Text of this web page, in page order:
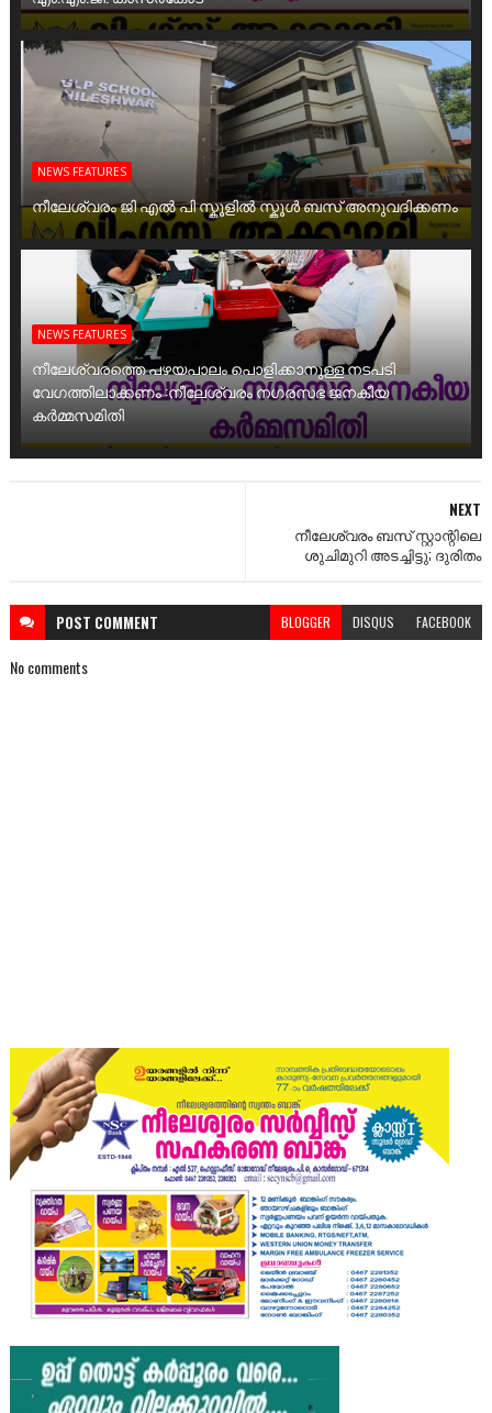
NEWS FEATURES
നീലേശ്വരം ജി എൽ പി സ്കൂളിൽ സ്കൂൾ ബസ് അനുവദിക്കണം
NEWS FEATURES
നീലേശ്വരത്തെ പഴയപാലം പൊളിക്കാനുള്ള നടപടി
വേഗത്തിലാക്കണം :നീലേശ്വരം നഗരസഭ ജനകീയ
കർമ്മസമിതി
NEXT
നീലേശ്വരം ബസ് സ്റ്റാന്റിലെ
ശുചിമുറി അടച്ചിട്ടു; ദുരിതം
POST COMMENT BLOGGER DISQUS FACEBOOK
No comments